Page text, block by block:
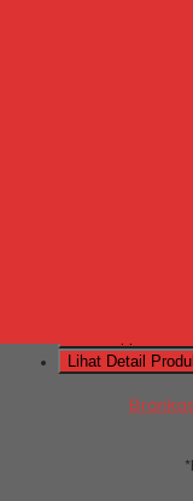
Lihat Detail